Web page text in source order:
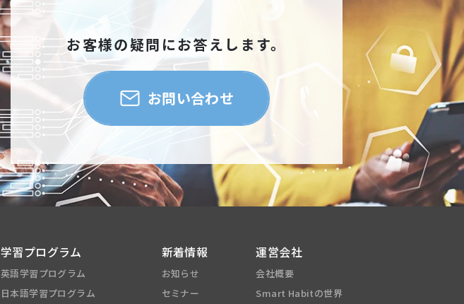
お客様の疑問にお答えします。
お問い合わせ
学習プログラム
英語学習プログラム
日本語学習プログラム
新着情報
お知らせ
セミナー
運営会社
会社概要
Smart Habitの世界